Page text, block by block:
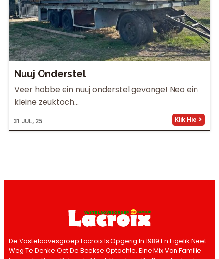
Nuuj Onderstel
31 JUL, 25
Veer hobbe ein nuuj onderstel gevonge! Neo ein
kleine zeuktoch…
Klik Hie
De Vastelaovesgroep Lacroix Is Opgerig In 1989 En Eigelik Neet
Weg Te Denke Oet De Beekse Optochte. Eine Mix Van Familie